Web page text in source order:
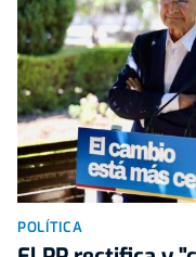
POLÍTICA